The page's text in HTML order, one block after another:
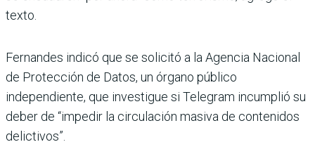
texto.
Fernandes indicó que se solicitó a la Agencia Nacional
de Protección de Datos, un órgano público
independiente, que investigue si Telegram incumplió su
deber de “impedir la circulación masiva de contenidos
delictivos”.